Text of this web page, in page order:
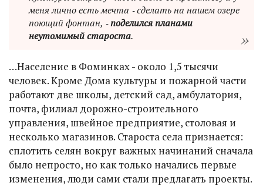
меня лично есть мечта ‑ сделать на нашем озере
поющий фонтан, ‑поделился планами
неутомимый староста.
…Население в Фоминках - около 1,5 тысячи
человек. Кроме Дома культуры и пожарной части
работают две школы, детский сад, амбулатория,
почта, филиал дорожно-строительного
управления, швейное предприятие, столовая и
несколько магазинов. Староста села признается:
сплотить селян вокруг важных начинаний сначала
было непросто, но как только начались первые
изменения, люди сами стали предлагать проекты.